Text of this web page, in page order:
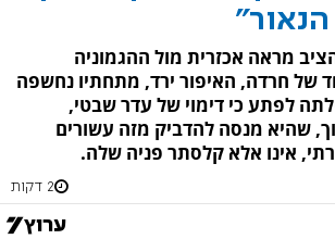
מראה אכזרית מול ההגמוניה
של חרדה, האיפור ירד, מתחתיו נחשפה
לפתע כי דימוי של עדר שבטי,
שהיא מנסה להדביק מזה עשורים
אינו אלא קלסתר פניה שלה.
2 דקות